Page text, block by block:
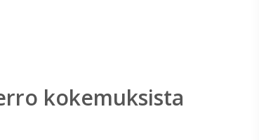
kokemuksista